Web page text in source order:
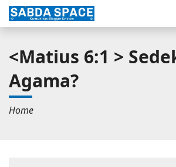
<Matius 6:1 >
Agama?
Home